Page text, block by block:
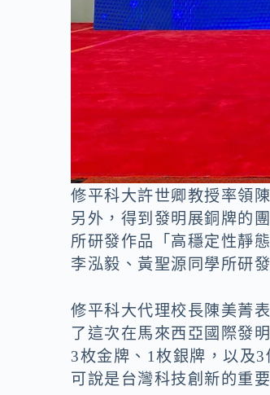
修平科大許世卿教授率領
另外，得到發明展銅牌的
所研發作品「高穩定性靜
李泓毅、黃聖源同學所研
修平科大代理校長陳美菁
了這次在馬來西亞國際發
3枚金牌、1枚銀牌，以及
可說是台灣科技創新的重